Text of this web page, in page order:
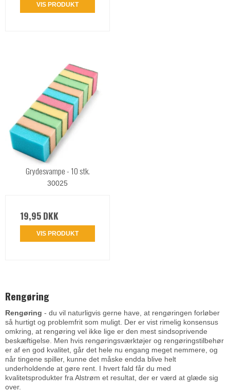
VIS PRODUKT
Grydesvampe - 10 stk.
30025
19,95 DKK
VIS PRODUKT
Rengøring
Rengøring - du vil naturligvis gerne have, at rengøringen forløber
så hurtigt og problemfrit som muligt. Der er vist rimelig konsensus
omkring, at rengøring vel ikke lige er den mest sindsoprivende
beskæftigelse. Men hvis rengøringsværktøjer og rengøringstilbehør
er af en god kvalitet, går det hele nu engang meget nemmere, og
når tingene spiller, kunne det måske endda blive helt
underholdende at gøre rent. I hvert fald får du med
kvalitetsprodukter fra Alstrøm et resultat, der er værd at glæde sig
over.